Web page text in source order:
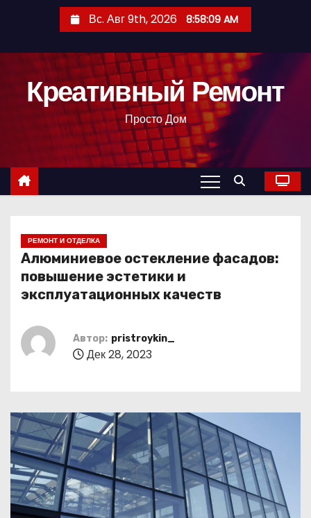
с
Вс. Авг 9th, 2026 8:58:10 AM
Креативный Ремонт
Просто Дом
РЕМОНТ И ОТДЕЛКА
Алюминиевое остекление фасадов:
повышение эстетики и
эксплуатационных качеств
Автор: pristroykin_
Дек 28, 2023